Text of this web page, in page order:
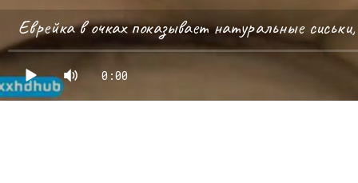
0:00
Еврейка в очках показывает натуральные